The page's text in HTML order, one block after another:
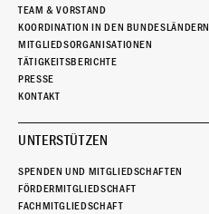
TEAM & VORSTAND
KOORDINATION IN DEN BUNDESLÄNDERN
MITGLIEDSORGANISATIONEN
TÄTIGKEITSBERICHTE
PRESSE
KONTAKT
UNTERSTÜTZEN
SPENDEN UND MITGLIEDSCHAFTEN
FÖRDERMITGLIEDSCHAFT
FACHMITGLIEDSCHAFT